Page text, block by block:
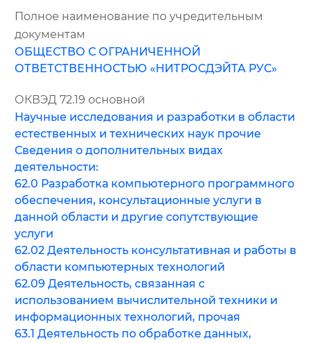
Полное наименование по учредительным
документам
ОБЩЕСТВО С ОГРАНИЧЕННОЙ
ОТВЕТСТВЕННОСТЬЮ «НИТРОСДЭЙТА РУС»
ОКВЭД 72.19 основной
Научные исследования и разработки в области
естественных и технических наук прочие
Сведения о дополнительных видах
деятельности:
62.0 Разработка компьютерного программного
обеспечения, консультационные услуги в
данной области и другие сопутствующие
услуги
62.02 Деятельность консультативная и работы в
области компьютерных технологий
62.09 Деятельность, связанная с
использованием вычислительной техники и
информационных технологий, прочая
63.1 Деятельность по обработке данных,